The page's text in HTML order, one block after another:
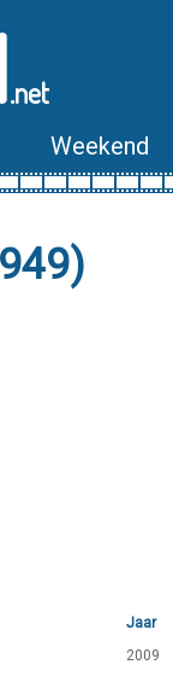
.net
Weekend
Jaar
2009